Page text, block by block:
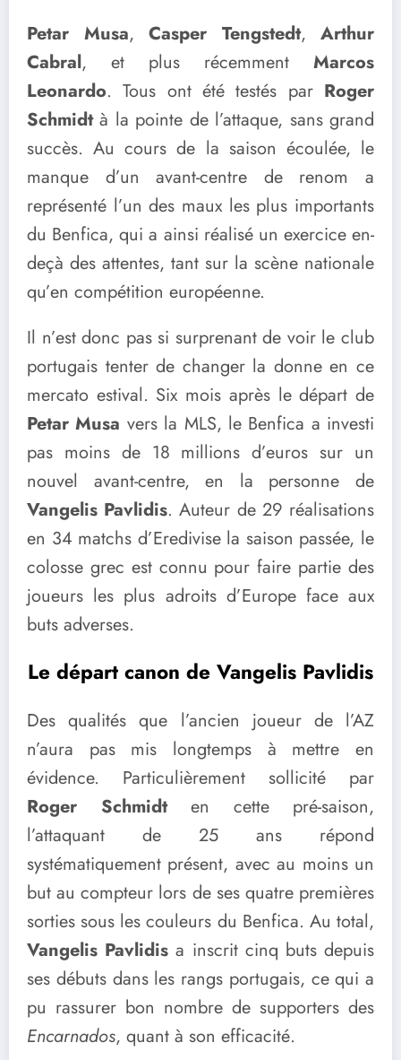
Petar Musa, Casper Tengstedt, Arthur
Cabral, et plus récemment Marcos
Leonardo. Tous ont été testés par Roger
Schmidtà la pointe de l’attaque, sans grand
succès. Au cours de la saison écoulée, le
manque d’un avant-centre de renom a
représenté l’un des maux les plus importants
du Benfica, qui a ainsi réalisé un exercice en-
deçà des attentes, tant sur la scène nationale
qu’en compétition européenne.
Il n’est donc pas si surprenant de voir le club
portugais tenter de changer la donne en ce
mercato estival. Six mois après le départ de
Petar Musa vers la MLS, le Benfica a investi
pas moins de 18 millions d’euros sur un
nouvel avant-centre, en la personne de
Vangelis Pavlidis. Auteur de 29 réalisations
en 34 matchs d’Eredivise la saison passée, le
colosse grec est connu pour faire partie des
joueurs les plus adroits d’Europe face aux
buts adverses.
Le départ canon de Vangelis Pavlidis
Des qualités que l’ancien joueur de l’AZ
n’aura pas mis longtemps à mettre en
évidence. Particulièrement sollicité par
Roger Schmidten cette pré-saison,
l’attaquant de 25 ans répond
systématiquement présent, avec au moins un
but au compteur lors de ses quatre premières
sorties sous les couleurs du Benfica. Au total,
Vangelis Pavlidis a inscrit cinq buts depuis
ses débuts dans les rangs portugais, ce qui a
pu rassurer bon nombre de supporters des
Encarnados, quant à son efficacité.